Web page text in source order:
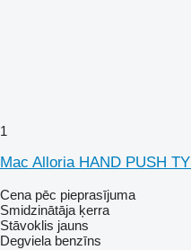
1
Mac Alloria HAND PUSH
Cena pēc pieprasījuma
Smidzinātāja ķerra
Stāvoklis jauns
Degviela benzīns